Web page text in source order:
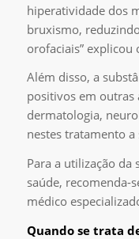
hiperatividade dos
bruxismo,
orofaciais” explicou
Além disso, a
positivos em outras
dermatologia,
nestes tratamento a
Para a utilização da
saúde, recomenda-
médico
Quando se trata